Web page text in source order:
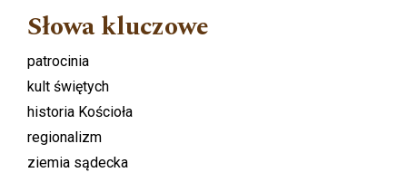
Słowa kluczowe
patrocinia
kult świętych
historia Kościoła
regionalizm
ziemia sądecka